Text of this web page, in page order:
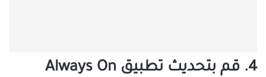
4. قم بتحديث تطبيق Always On